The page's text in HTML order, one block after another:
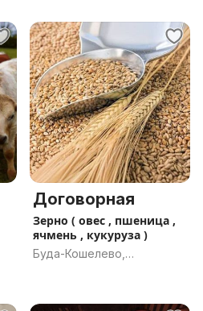
Договорная
Зерно ( овес , пшеница ,
ячмень , кукуруза )
Буда-Кошелево,